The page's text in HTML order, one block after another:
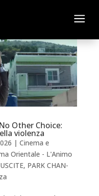
a
Other Choice:
violenza
| Cinema e
Orientale - L'Animo
, PARK CHAN-